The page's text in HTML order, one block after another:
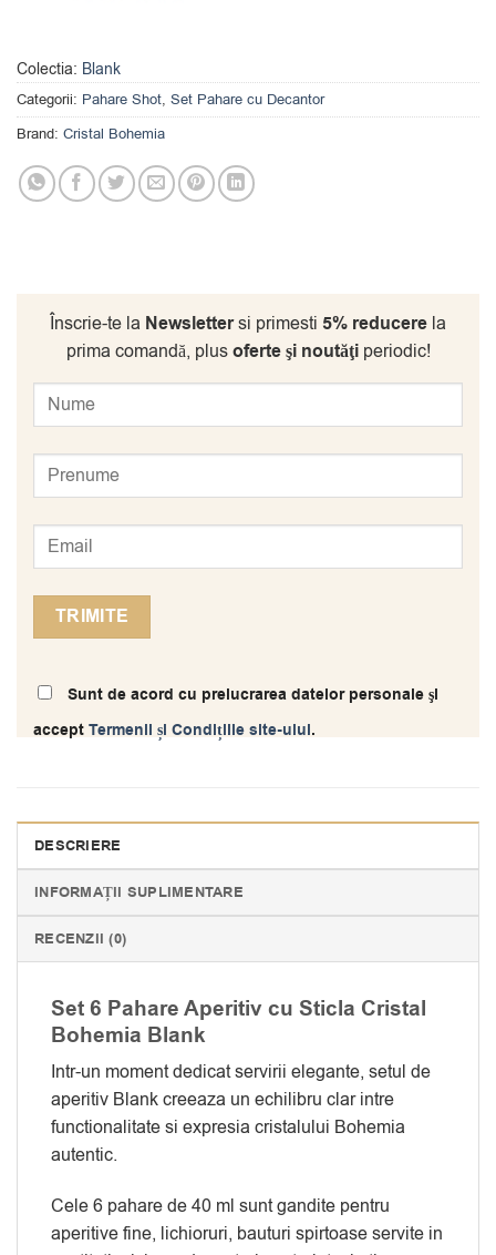
Colectia: Blank
Categorii: Pahare Shot, Set Pahare cu Decantor
Brand: Cristal Bohemia
Înscrie-te la Newslettersi primesti 5% reducere la
prima comandă, plusoferte şi noutăţiperiodic!
Sunt de acord cu prelucrarea datelor personale şi
acceptTermenii și Condițiile site-ului.
DESCRIERE
INFORMAȚII SUPLIMENTARE
RECENZII (0)
Set 6 Pahare Aperitiv cu Sticla Cristal
Bohemia Blank
Intr-un moment dedicat servirii elegante, setul de
aperitiv Blank creeaza un echilibru clar intre
functionalitate si expresia cristalului Bohemia
autentic.
Cele 6 pahare de 40 ml sunt gandite pentru
aperitive fine, lichioruri, bauturi spirtoase servite in